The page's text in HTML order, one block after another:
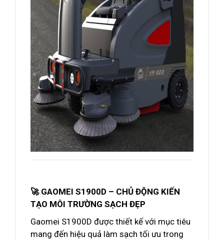
🚀 GAOMEI S1900D – CHỦ ĐỘNG KIẾN
TẠO MÔI TRƯỜNG SẠCH ĐẸP
Gaomei S1900D được thiết kế với mục tiêu
mang đến hiệu quả làm sạch tối ưu trong